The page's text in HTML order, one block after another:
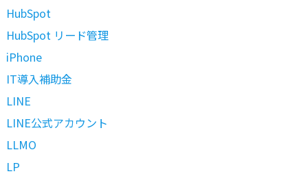
HubSpot
HubSpot リード管理
iPhone
IT導入補助金
LINE
LINE公式アカウント
LLMO
LP